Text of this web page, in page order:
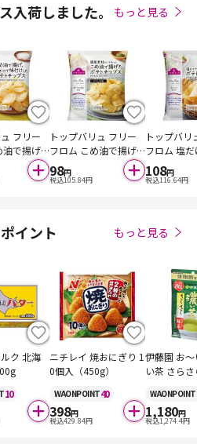
入荷しました。 もっと見る
フリー
で揚げ、
けしたポ
40g
トップバリュ フリー
フロム こめ油で揚げ
たポテトチップス の
りしお味 40g
98円
税込105.84円
トップバリ
フロム 塩
けしたポテ
60g
108円
税込116.64円
イント もっと見る
ク 北海
10
ニチレイ 焼おにぎり 1
0個入（450g）
WAONPOINT40
398円
税込429.84円
伊藤園 お
い茶 さら
茶 80g
WAONPOINT
1,180円
税込1,274.4円